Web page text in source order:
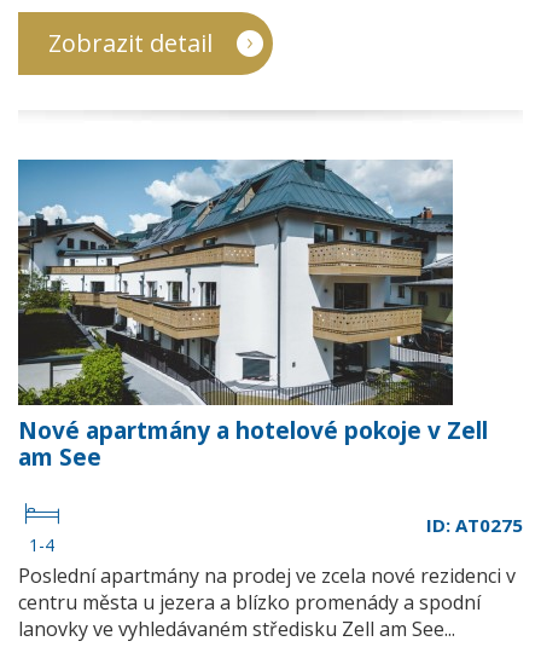
Zobrazit detail
Nové apartmány a hotelové pokoje v Zell
am See
1-4
ID: AT0275
Poslední apartmány na prodej ve zcela nové rezidenci v
centru města u jezera a blízko promenády a spodní
lanovky ve vyhledávaném středisku Zell am See...